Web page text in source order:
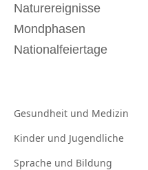
Naturereignisse
Mondphasen
Nationalfeiertage
Gesundheit und Medizin
Kinder und Jugendliche
Sprache und Bildung